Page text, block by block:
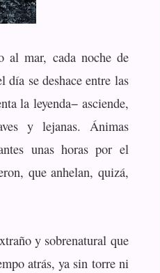
al mar, cada noche de
día se deshace entre las
la leyenda− asciende,
y lejanas. Ánimas
unas horas por el
que anhelan, quizá,
y sobrenatural que
atrás, ya sin torre ni